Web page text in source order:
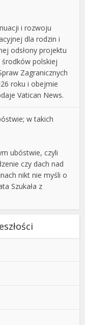
i rozwoju
dla rodzin i
odsłony projektu
środków polskiej
Zagranicznych
roku i obejmie
Vatican News.
w takich
ubóstwie, czyli
czy dach nad
nikt nie myśli o
Szukała z